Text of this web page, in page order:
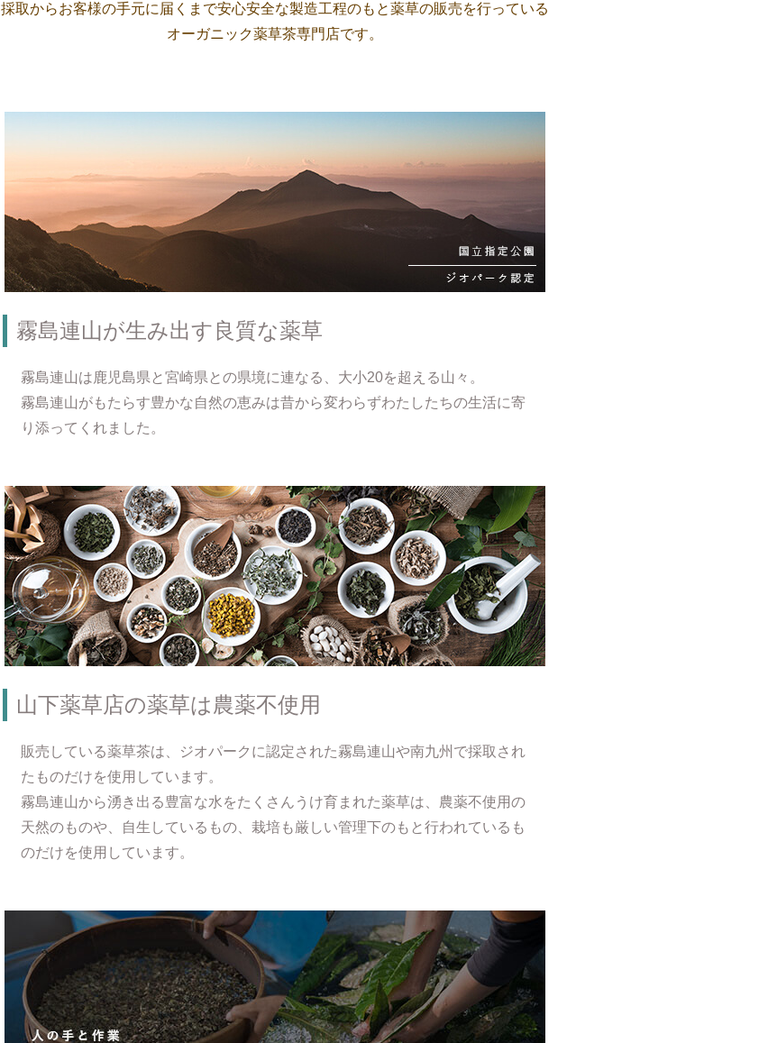
採取からお客様の手元に届くまで安心安全な製造工程のもと薬草の販売を行っている
オーガニック薬草茶専門店です。
霧島連山が生み出す良質な薬草
霧島連山は鹿児島県と宮崎県との県境に連なる、大小20を超える山々。
霧島連山がもたらす豊かな自然の恵みは昔から変わらずわたしたちの生活に寄
り添ってくれました。
山下薬草店の薬草は農薬不使用
販売している薬草茶は、ジオパークに認定された霧島連山や南九州で採取され
たものだけを使用しています。
霧島連山から湧き出る豊富な水をたくさんうけ育まれた薬草は、農薬不使用の
天然のものや、自生しているもの、栽培も厳しい管理下のもと行われているも
のだけを使用しています。